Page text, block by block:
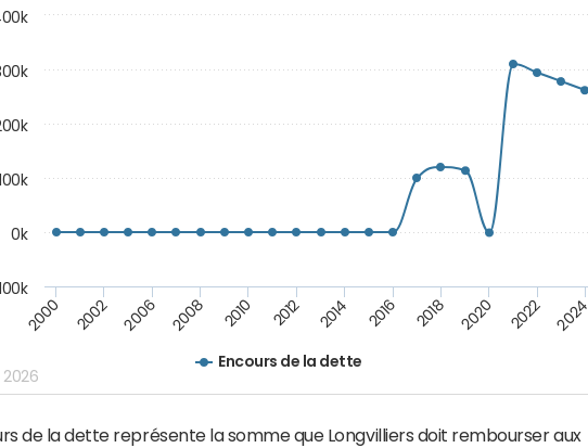
Encours de la dette
2000 2002 2006 2008 2010 2012 2014 2016 2018 2020 2022 2024
0k
100k
2026
de la dette représente la somme que Longvilliers doit rembourser aux